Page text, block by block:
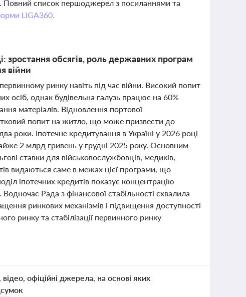
Повний список першоджерел з посиланнями та
LIGA360.
зростання обсягів, роль державних програм
війни
ринку навіть під час війни. Високий попит
осіб, однак будівельна галузь працює на 60%
матеріалів. Відновлення портової
попит на житло, що може призвести до
роки. Іпотечне кредитування в Україні у 2026 році
2 млрд гривень у грудні 2025 року. Основним
ставки для військовослужбовців, медиків,
видаються саме в межах цієї програми, що
іпотечних кредитів показує концентрацію
Рада з фінансової стабільності схвалила
ринкових механізмів і підвищення доступності
ринку та стабілізації первинного ринку
офіційні джерела, на основі яких